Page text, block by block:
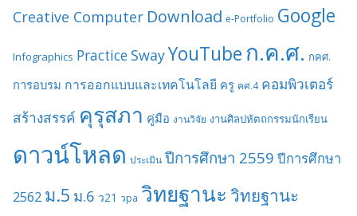
Creative Computer Download e-Portfolio Google
Infographics Practice SwayYouTubeก.ค.ศ. กคศ.
การอบรม การออกแบบและเทคโนโลยี ครู คศ.4 คอมพิวเตอร์
สร้างสรรค์ คุรุสภา คู่มือ งานวิจัย งานศิลปหัตถกรรมนักเรียน
ดาวน์โหลด ประเมิน ปีการศึกษา 2559 ปีการศึกษา
2562 ม.5 ม.6 ว21 วpa วิทยฐานะ วิทยฐานะ